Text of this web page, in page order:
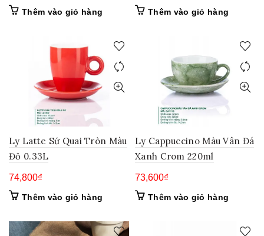
Thêm vào giỏ hàng Thêm vào giỏ hàng
Ly Latte Sứ Quai Tròn Màu
Đỏ 0.33L
74,800₫
Thêm vào giỏ hàng
Ly Cappuccino Màu Vân Đá
Xanh Crom 220ml
73,600₫
Thêm vào giỏ hàng